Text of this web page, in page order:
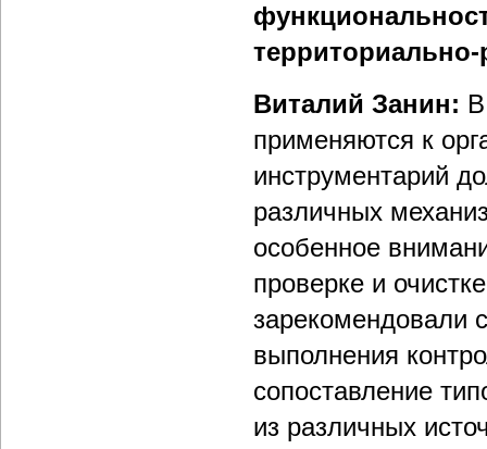
Виталий Занин:
применяются к
инструментарий
различных
особенное
проверке и
зарекомендовали
выполнения
сопоставление
из различных